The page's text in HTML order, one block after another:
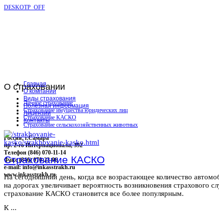
DESKOTP_OFF
О страховании
Личное страхование
Страхование имущества юридических лиц
Страхование КАСКО
Страхование сельскохозяйственных животных
Россия, г.Самара
пр. 2-го Интернационала, 392
Телефон (846) 070-11-14
Факс (846) 070-23-96
e-mail: info@inkasstrakh.ru
www.inkasstrakh.ru
Главная
О компании
Виды страхования
Полезная информация
Лицензии
Контакты
Страхование КАСКО
На сегодняшний день, когда все возрастающее количество
на дорогах увеличивает вероятность возникновения страхового
страхование КАСКО становится все более популярным.
К ...